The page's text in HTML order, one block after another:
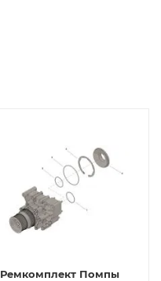
Ремкомплект Помпы